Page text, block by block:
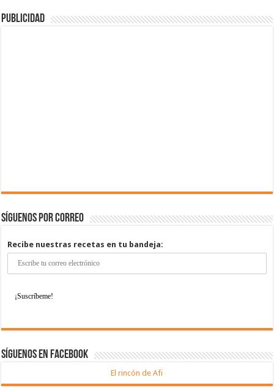
Publicidad
Síguenos por correo
Recibe nuestras recetas en tu bandeja:
Síguenos en Facebook
El rincón de Afi